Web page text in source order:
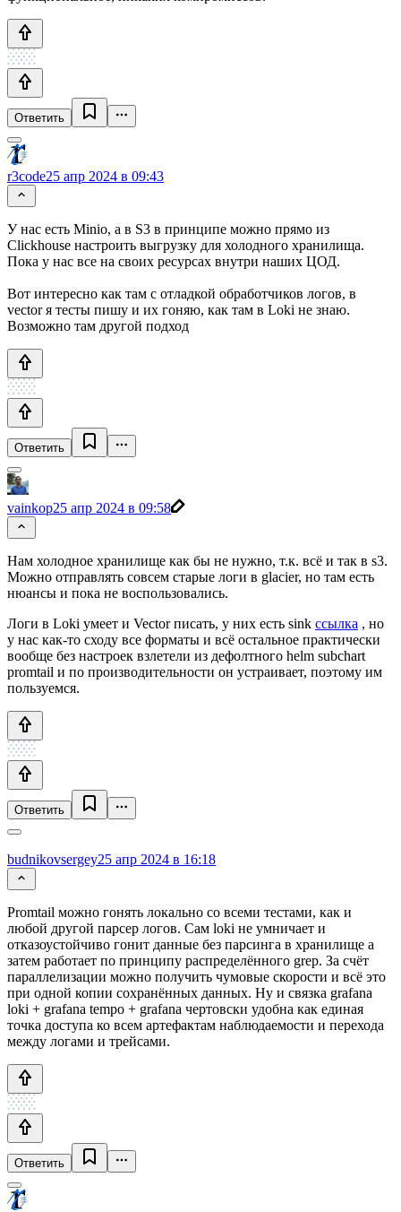
Ответить
r3code25 апр 2024 в 09:43
У нас есть Minio, а в S3 в принципе можно прямо из
Clickhouse настроить выгрузку для холодного хранилища.
Пока у нас все на своих ресурсах внутри наших ЦОД.
Вот интересно как там с отладкой обработчиков логов, в
vector я тесты пишу и их гоняю, как там в Loki не знаю.
Возможно там другой подход
Ответить
vainkop25 апр 2024 в 09:58
Нам холодное хранилище как бы не нужно, т.к. всё и так в s3.
Можно отправлять совсем старые логи в glacier, но там есть
нюансы и пока не воспользовались.
Логи в Loki умеет и Vector писать, у них есть sink ссылка , но
у нас как-то сходу все форматы и всё остальное практически
вообще без настроек взлетели из дефолтного helm subchart
promtail и по производительности он устраивает, поэтому им
пользуемся.
Ответить
budnikovsergey25 апр 2024 в 16:18
Promtail можно гонять локально со всеми тестами, как и
любой другой парсер логов. Сам loki не умничает и
отказоустойчиво гонит данные без парсинга в хранилище а
затем работает по принципу распределённого grep. За счёт
параллелизации можно получить чумовые скорости и всё это
при одной копии сохранённых данных. Ну и связка grafana
loki + grafana tempo + grafana чертовски удобна как единая
точка доступа ко всем артефактам наблюдаемости и перехода
между логами и трейсами.
Ответить